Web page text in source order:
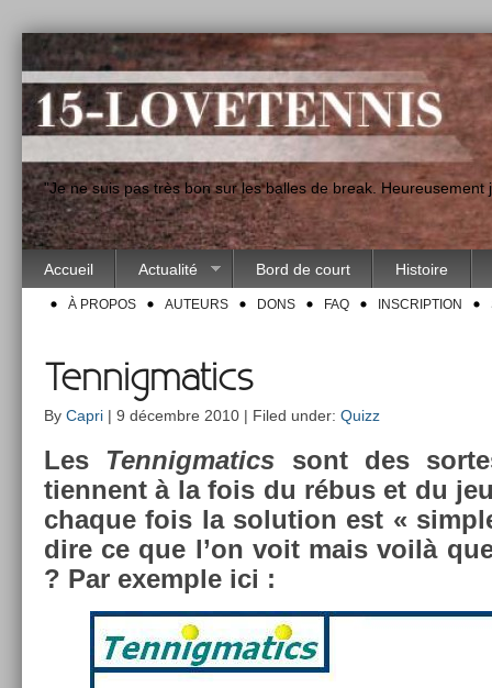
"Je ne suis pas très bon sur les balles de break.
Accueil Actualité Bord de court Histoire
À PROPOS AUTEURS DONS FAQ INSCRIPTION
Tennigmatics
By Capri | 9 décembre 2010 | Filed under: Quizz
Les Ten­nigmatics sont des
tien­nent à la fois du rébus et du
chaque fois la sol­u­tion est «
dire ce que l’on voit mais voilà
? Par ex­em­ple ici :